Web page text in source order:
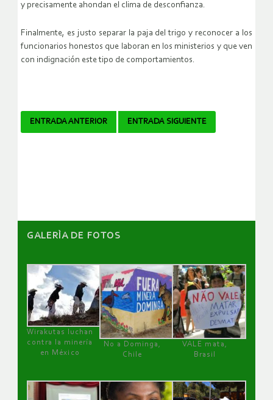
y precisamente ahondan el clima de desconfianza.
Finalmente, es justo separar la paja del trigo y reconocer a los
funcionarios honestos que laboran en los ministerios y que ven
con indignación este tipo de comportamientos.
Navegador
ENTRADA ANTERIOR ENTRADA SIGUIENTE
GALERÌA DE FOTOS
Wirakutas luchan
contra la minería
en México
No a Dominga,
Chile
VALE mata,
Brasil